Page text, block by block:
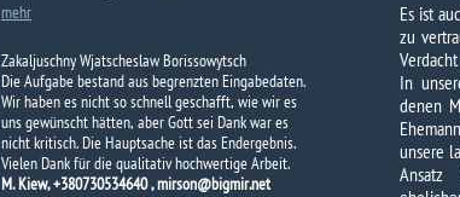
Es ist
zu
In
denen
unsere
Ansatz
mehr
Zakaljuschny Wjatscheslaw Borissowytsch
Die Aufgabe bestand aus begrenzten Eingabedaten.
Wir haben es nicht so schnell geschafft, wie wir es
uns gewünscht hätten, aber Gott sei Dank war es
nicht kritisch. Die Hauptsache ist das Endergebnis.
Vielen Dank für die qualitativ hochwertige Arbeit.
M. Kiew, +380730534640 , mirson@bigmir.net